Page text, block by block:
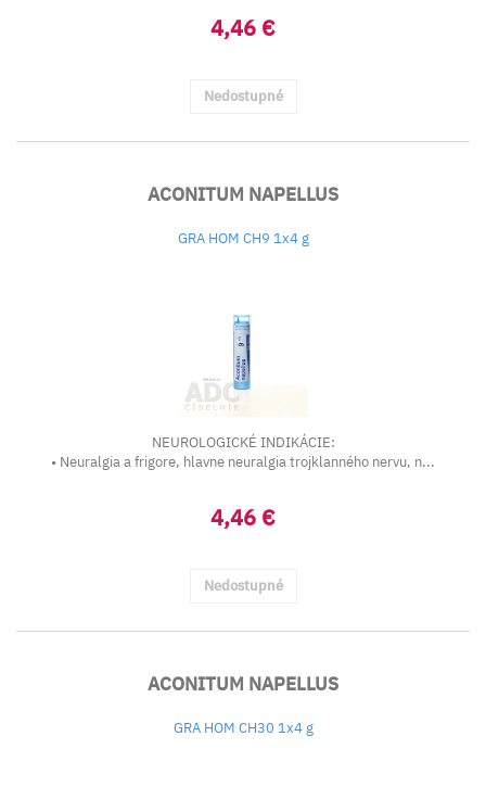
4,46 €
Nedostupné
ACONITUM NAPELLUS
GRA HOM CH9 1x4 g
NEUROLOGICKÉ INDIKÁCIE:
• Neuralgia a frigore, hlavne neuralgia trojklanného nervu, n...
4,46 €
Nedostupné
ACONITUM NAPELLUS
GRA HOM CH30 1x4 g